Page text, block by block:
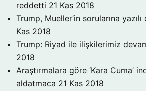
reddetti 21 Kas 2018
Trump, Mueller’in sorularına
Kas 2018
Trump: Riyad ile ilişkilerimiz
2018
Araştırmalara göre ‘Kara Cuma’
aldatmaca 21 Kas 2018